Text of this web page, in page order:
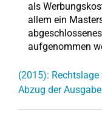
als
allem ein
aufgenommen
(2015):
Abzug der